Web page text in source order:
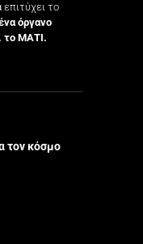
το
όργανο
το ΜΑΤΙ.
τον κόσμο